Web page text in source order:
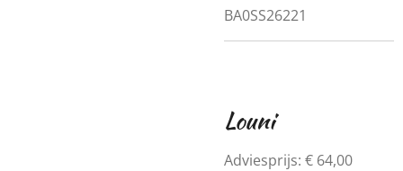
BA0SS26221
Louni
Adviesprijs: € 64,00